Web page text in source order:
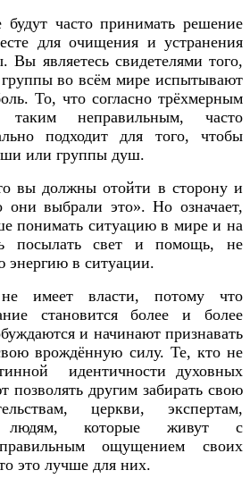
часто принимать решение
для очищения и устранения
Вы являетесь свидетелями того,
группы во всём мире испытывают
То, что согласно трёхмерным
таким неправильным, часто
подходит для того, чтобы
или группы душ.
вы должны отойти в сторону и
они выбрали это». Но означает,
понимать ситуацию в мире и на
посылать свет и помощь, не
энергию в ситуации.
имеет власти, потому что
становится более и более
и начинают признавать
врождённую силу. Те, кто не
идентичности духовных
позволять другим забирать свою
церкви, экспертам,
людям, которые живут с
ощущением своих
это лучше для них.